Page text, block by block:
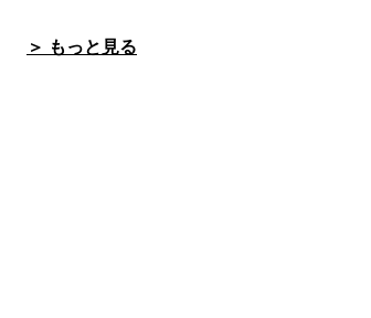
＞ もっと見る